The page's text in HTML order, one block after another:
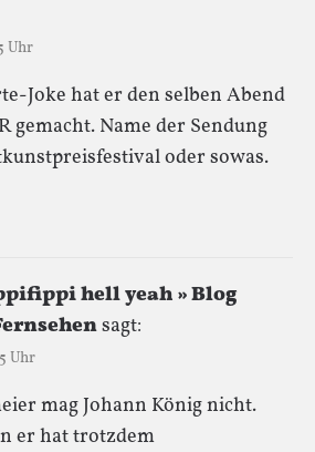
Uhr
Joke hat er den selben Abend
gemacht. Name der Sendung
oder sowas.
hell yeah » Blog
sagt:
Uhr
mag Johann König nicht.
er hat trotzdem